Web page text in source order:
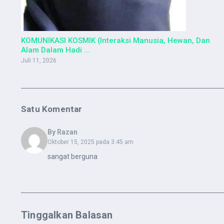
KOMUNIKASI KOSMIK (Interaksi Manusia, Hewan, Dan
Alam Dalam Hadi ...
Juli 11, 2026
Satu Komentar
By Razan
Oktober 15, 2025 pada 3:45 am
sangat berguna
Tinggalkan Balasan